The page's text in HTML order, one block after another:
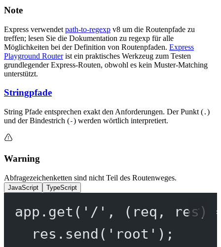
Note
Express verwendet path-to-regexp v8 um die Routenpfade zu
treffen; lesen Sie die Dokumentation zu regexp für alle
Möglichkeiten bei der Definition von Routenpfaden. Express
Playground Routerist ein praktisches Werkzeug zum Testen
grundlegender Express-Routen, obwohl es kein Muster-Matching
unterstützt.
Stringpfade
String Pfade entsprechen exakt den Anforderungen. Der Punkt ( . )
und der Bindestrich (-) werden wörtlich interpretiert.
Warning
Abfragezeichenketten sind nicht Teil des Routenweges.
JavaScript TypeScript
app. get ( '/' , ( req , res)
res. send ( 'root' );